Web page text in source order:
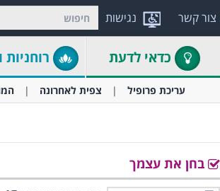
נגישות צור קשר
כדאי לדעת
עריכת פרופיל צפית לאחרונה
בחן את עצמך